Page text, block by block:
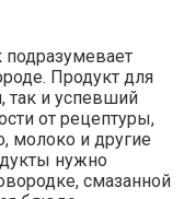
Продукт для
так и успевший
от рецептуры,
молоко и другие
нужно
смазанной